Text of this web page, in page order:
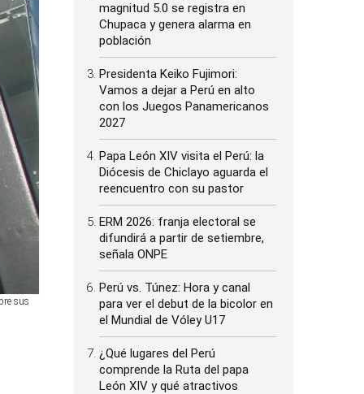
sus
magnitud 5.0 se registra en
Chupaca y genera alarma en
población
Presidenta Keiko Fujimori:
Vamos a dejar a Perú en alto
con los Juegos Panamericanos
2027
Papa León XIV visita el Perú: la
Diócesis de Chiclayo aguarda el
reencuentro con su pastor
ERM 2026: franja electoral se
difundirá a partir de setiembre,
señala ONPE
Perú vs. Túnez: Hora y canal
para ver el debut de la bicolor en
el Mundial de Vóley U17
¿Qué lugares del Perú
comprende la Ruta del papa
León XIV y qué atractivos